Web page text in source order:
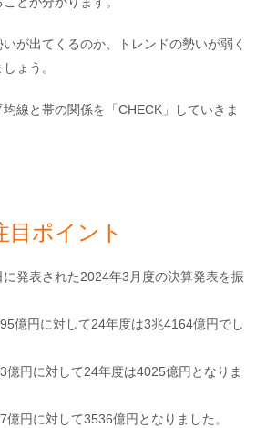
が出てくるのか、トレンドの勢いが弱く
ょう。
線と帯の関係を「CHECK」していきま
目ポイント
発表された2024年3月度の決算発表を振
億円に対して24年度は3兆4164億円でし
億円に対して24年度は4025億円となりま
円に対して3536億円となりました。